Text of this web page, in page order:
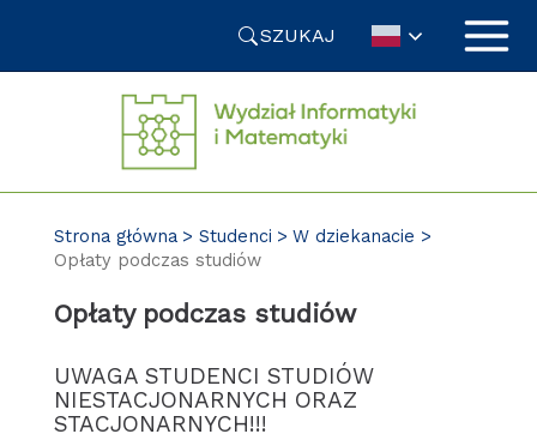
SZUKAJ
Strona główna Studenci
W dziekanacie
Opłaty podczas studiów
Opłaty podczas studiów
UWAGA STUDENCI STUDIÓW
NIESTACJONARNYCH ORAZ
STACJONARNYCH!!!